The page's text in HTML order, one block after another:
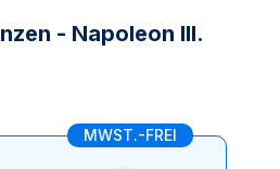
- Napoleon III.
MWST.-FREI